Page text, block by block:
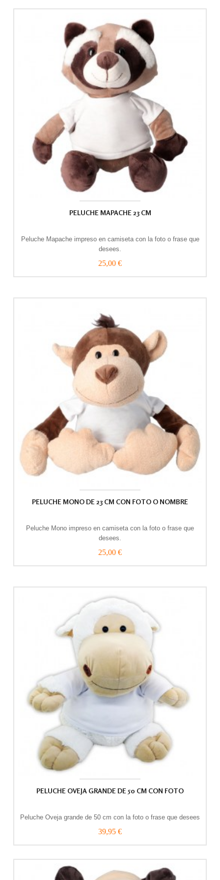
PELUCHE MAPACHE 23 CM
Peluche Mapache impreso en camiseta con la foto o frase que
desees.
25,00 €
PELUCHE MONO DE 23 CM CON FOTO O NOMBRE
Peluche Mono impreso en camiseta con la foto o frase que
desees.
25,00 €
PELUCHE OVEJA GRANDE DE 50 CM CON FOTO
Peluche Oveja grande de 50 cm con la foto o frase que desees
39,95 €